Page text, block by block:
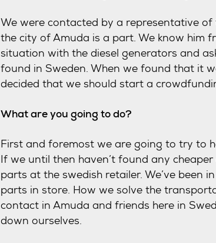
We were contacted by a representative
the city of Amuda is a part. We know him
situation with the diesel generators and
found in Sweden. When we found that it
decided that we should start a
What are you going to do?
First and foremost we are going to try to
If we until then haven’t found any
parts at the swedish retailer. We’ve been
parts in store. How we solve the
contact in Amuda and friends here in
down ourselves.